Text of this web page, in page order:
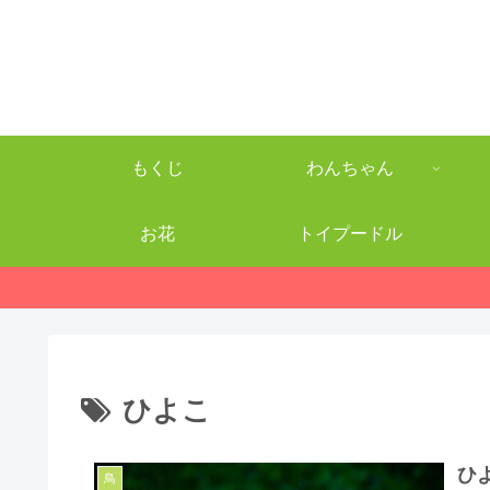
もくじ わんちゃん
お花 トイプードル
ひよこ
鳥 ひ